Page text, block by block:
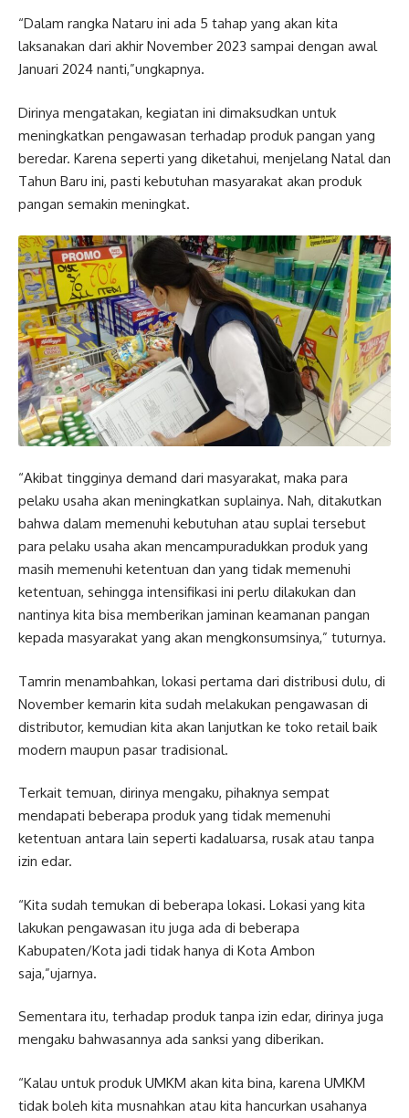
“Dalam rangka Nataru ini ada 5 tahap yang akan kita
laksanakan dari akhir November 2023 sampai dengan awal
Januari 2024 nanti,”ungkapnya.
Dirinya mengatakan, kegiatan ini dimaksudkan untuk
meningkatkan pengawasan terhadap produk pangan yang
beredar. Karena seperti yang diketahui, menjelang Natal dan
Tahun Baru ini, pasti kebutuhan masyarakat akan produk
pangan semakin meningkat.
“Akibat tingginya demand dari masyarakat, maka para
pelaku usaha akan meningkatkan suplainya. Nah, ditakutkan
bahwa dalam memenuhi kebutuhan atau suplai tersebut
para pelaku usaha akan mencampuradukkan produk yang
masih memenuhi ketentuan dan yang tidak memenuhi
ketentuan, sehingga intensifikasi ini perlu dilakukan dan
nantinya kita bisa memberikan jaminan keamanan pangan
kepada masyarakat yang akan mengkonsumsinya,” tuturnya.
Tamrin menambahkan, lokasi pertama dari distribusi dulu, di
November kemarin kita sudah melakukan pengawasan di
distributor, kemudian kita akan lanjutkan ke toko retail baik
modern maupun pasar tradisional.
Terkait temuan, dirinya mengaku, pihaknya sempat
mendapati beberapa produk yang tidak memenuhi
ketentuan antara lain seperti kadaluarsa, rusak atau tanpa
izin edar.
“Kita sudah temukan di beberapa lokasi. Lokasi yang kita
lakukan pengawasan itu juga ada di beberapa
Kabupaten/Kota jadi tidak hanya di Kota Ambon
saja,”ujarnya.
Sementara itu, terhadap produk tanpa izin edar, dirinya juga
mengaku bahwasannya ada sanksi yang diberikan.
“Kalau untuk produk UMKM akan kita bina, karena UMKM
tidak boleh kita musnahkan atau kita hancurkan usahanya